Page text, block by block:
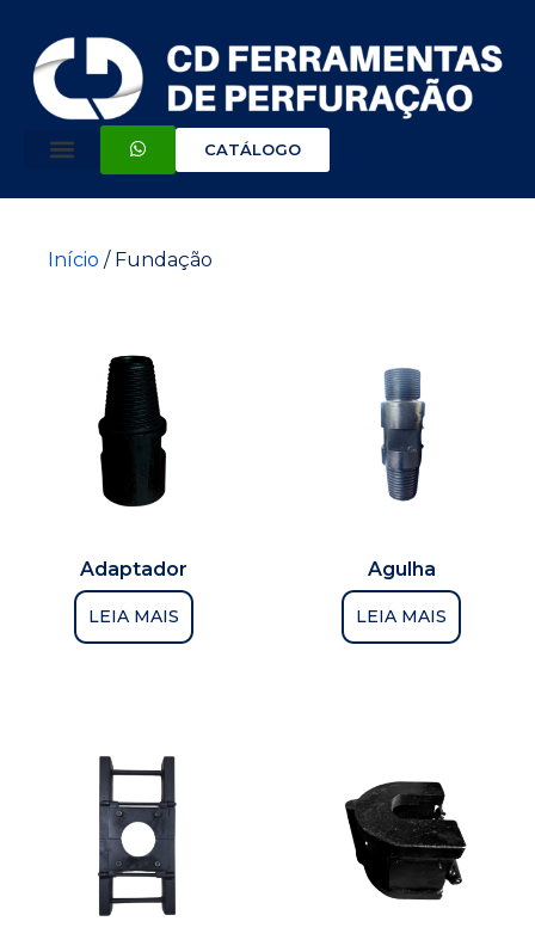
CATÁLOGO
Início / Fundação
Adaptador
LEIA MAIS
Agulha
LEIA MAIS